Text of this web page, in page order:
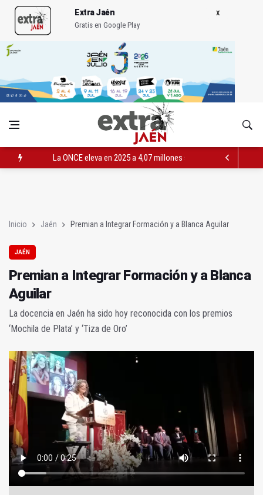
Extra Jaén
Gratis en Google Play
La ONCE eleva en 2025 a 4,07 millones su inversión social en
Inicio Jaén Premian a Integrar Formación y a Blanca Aguilar
JAÉN
Premian a Integrar Formación y a Blanca
Aguilar
La docencia en Jaén ha sido hoy reconocida con los premios
‘Mochila de Plata’ y ‘Tiza de Oro’